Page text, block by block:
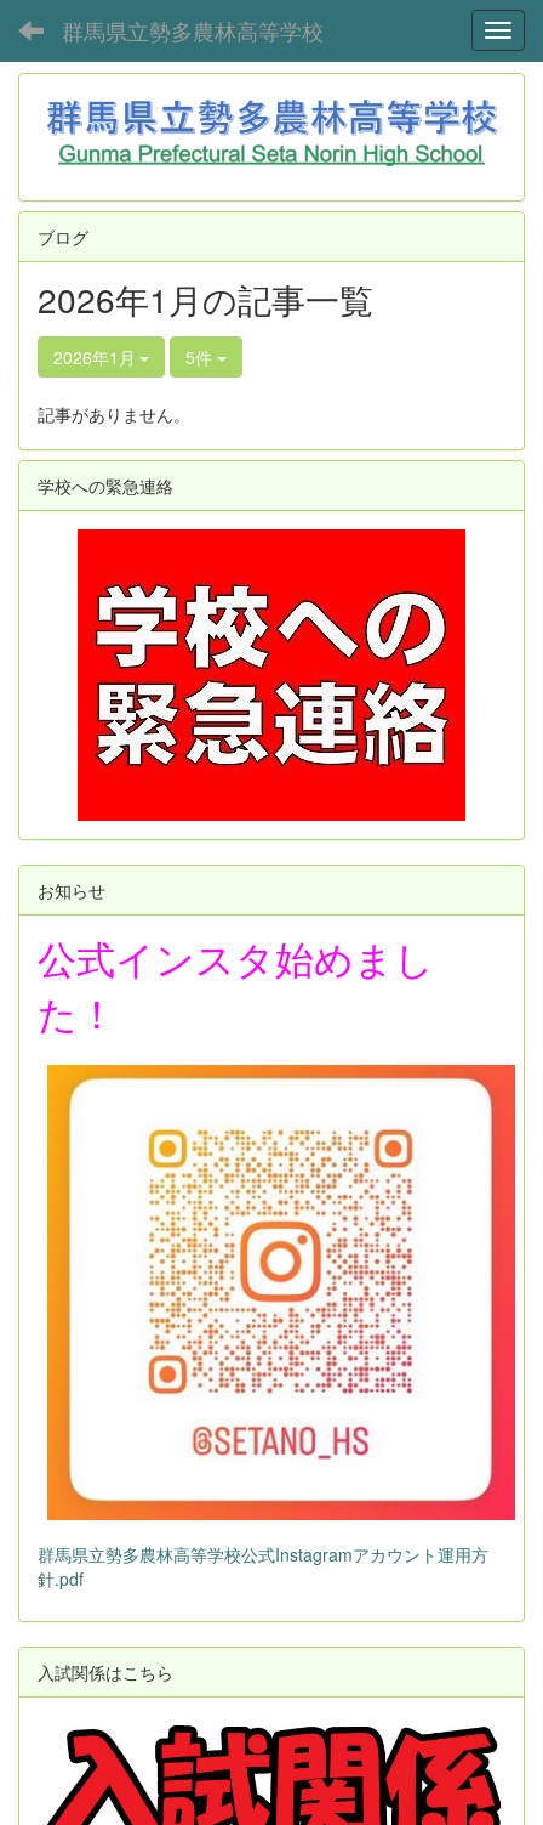
群馬県立勢多農林高等学校
ブログ
2026年1月の記事一覧
2026年1月 5件
記事がありません。
学校への緊急連絡
お知らせ
公式インスタ始めまし
た！
群馬県立勢多農林高等学校公式Instagramアカウント運用方
針.pdf
入試関係はこちら